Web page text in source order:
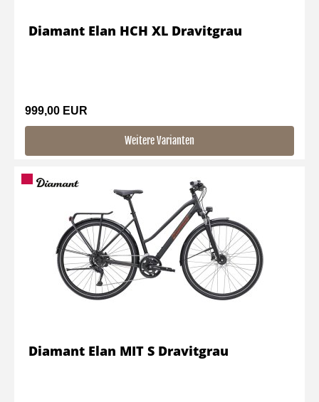
999,00 EUR
Weitere Varianten
Diamant Elan HCH XL Dravitgrau
Diamant Elan MIT S Dravitgrau